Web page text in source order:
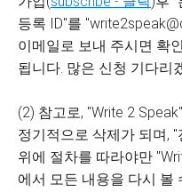
등록 ID"를
이메일로 보내 주시면 확
됩니다. 많은 신청 기다리
(2) 참고로, "Write 2
정기적으로 삭제가 되며,
위에 절차를 따라야만
에서 모든 내용을 다시 볼